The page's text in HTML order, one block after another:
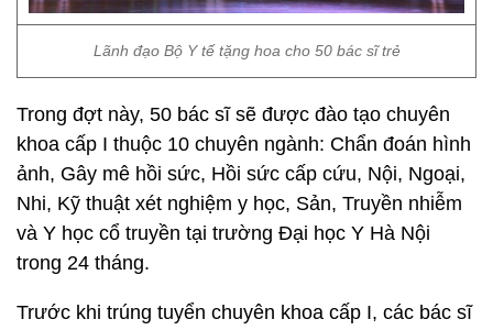
Lãnh đạo Bộ Y tế tặng hoa cho 50 bác sĩ trẻ
Trong đợt này, 50 bác sĩ sẽ được đào tạo chuyên
khoa cấp I thuộc 10 chuyên ngành: Chẩn đoán hình
ảnh, Gây mê hồi sức, Hồi sức cấp cứu, Nội, Ngoại,
Nhi, Kỹ thuật xét nghiệm y học, Sản, Truyền nhiễm
và Y học cổ truyền tại trường Đại học Y Hà Nội
trong 24 tháng.
Trước khi trúng tuyển chuyên khoa cấp I, các bác sĩ